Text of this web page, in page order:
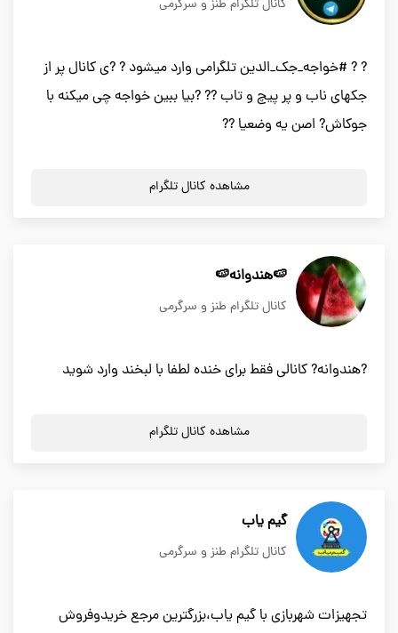
کانال تلگرام طنز و سرگرمی
? ? #خواجه_جک_الدین تلگرامی وارد میشود ? ?ی کانال پر از
جکهای ناب و پر پیچ و تاب ?? ?بیا ببین خواجه چی میکنه با
جوکاش? اصن یه وضعیا ??
مشاهده کانال تلگرام
🍉هندوانه🍉
کانال تلگرام طنز و سرگرمی
?هندوانه? کانالی فقط برای خنده لطفا با لبخند وارد شوید
مشاهده کانال تلگرام
گیم یاب
کانال تلگرام طنز و سرگرمی
تجهیزات شهربازی با گیم یاب،بزرگترین مرجع خریدوفروش